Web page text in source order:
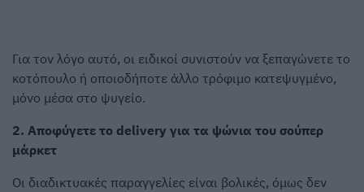
Για τον λόγο αυτό, οι ειδικοί συνιστούν να ξεπαγώνετε το
κοτόπουλο ή οποιοδήποτε άλλο τρόφιμο κατεψυγμένο,
μόνο μέσα στο ψυγείο.
2. Αποφύγετε το delivery για τα ψώνια του σούπερ
μάρκετ
Οι διαδικτυακές παραγγελίες είναι βολικές, όμως δεν